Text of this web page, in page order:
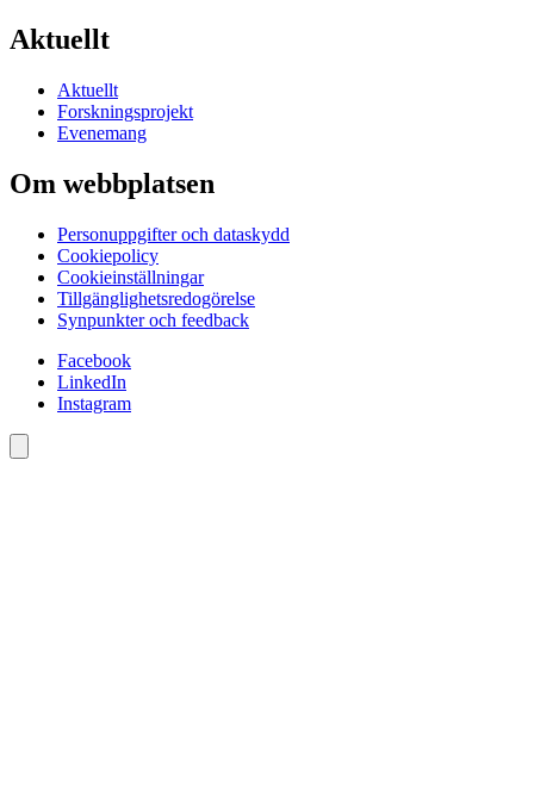
Aktuellt
Aktuellt
Forskningsprojekt
Evenemang
Om webbplatsen
Personuppgifter och dataskydd
Cookiepolicy
Cookieinställningar
Tillgänglighetsredogörelse
Synpunkter och feedback
Facebook
LinkedIn
Instagram